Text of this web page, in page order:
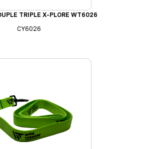
TRIPLE X-PLORE WT6026
CY6026